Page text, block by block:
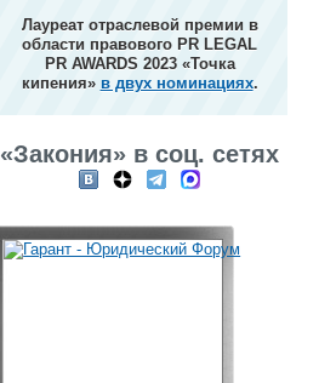
Лауреат отраслевой премии в
области правового PR LEGAL
PR AWARDS 2023 «Точка
кипения» в двух номинациях.
«Закония» в соц. сетях